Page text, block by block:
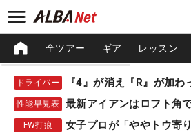
全ツアー ギア レッスン
ドライバー
性能早見表 最新アイアンはロフト角
FW打痕 女子プロが「ややトウ寄